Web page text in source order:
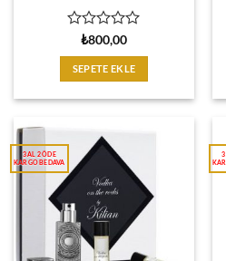
üzerinden
0
oy
aldı
₺800,00
SEPETE EKLE